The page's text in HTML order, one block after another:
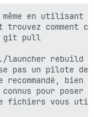
même en
comment
git pull
launcher rebuild
pas un pilote de
pour poser
fichiers vous